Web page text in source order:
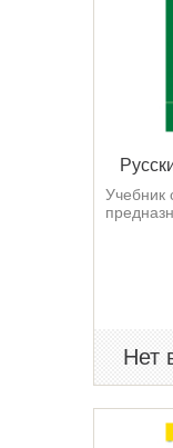
Учебник
Нет